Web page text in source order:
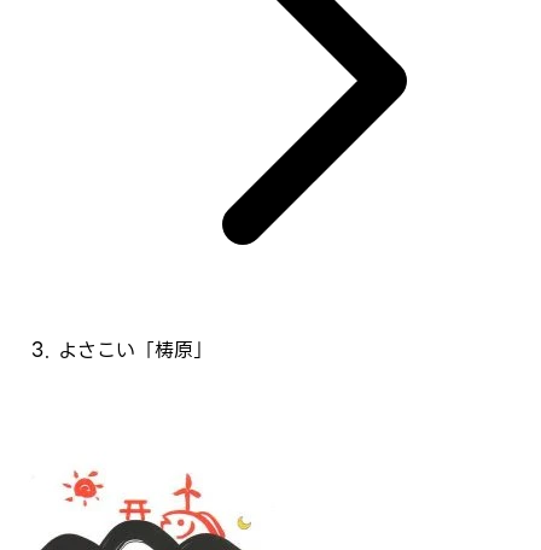
よさこい「梼原」